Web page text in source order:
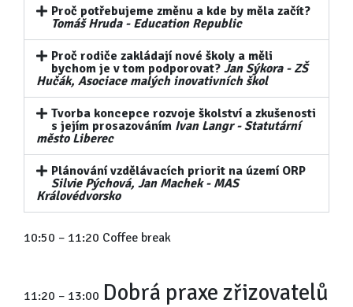
Proč potřebujeme změnu a kde by měla začít?
Tomáš Hruda - Education Republic
Proč rodiče zakládají nové školy a měli
bychom je v tom podporovat?Jan Sýkora - ZŠ
Hučák, Asociace malých inovativních škol
Tvorba koncepce rozvoje školství a zkušenosti
s jejím prosazováním Ivan Langr - Statutární
město Liberec
Plánování vzdělávacích priorit na území ORP
Silvie Pýchová, Jan Machek - MAS
Královédvorsko
10:50 – 11:20 Coffee break
11:20 – 13:00 Dobrá praxe zřizovatelů